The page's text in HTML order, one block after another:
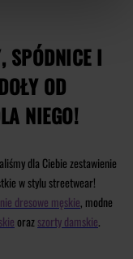
SPÓDNICE I
OD
NIEGO!
dla Ciebie zestawienie
w stylu streetwear!
dresowe męskie, modne
orazszorty damskie.